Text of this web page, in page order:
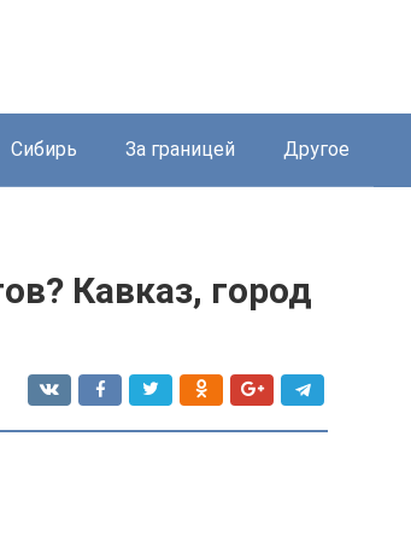
Сибирь За границей Другое
Кавказ, город